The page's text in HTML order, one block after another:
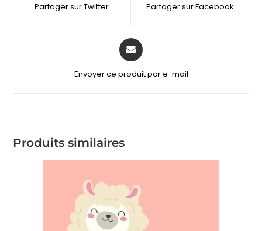
Partager sur Twitter Partager sur Facebook
Envoyer ce produit par e-mail
Produits similaires